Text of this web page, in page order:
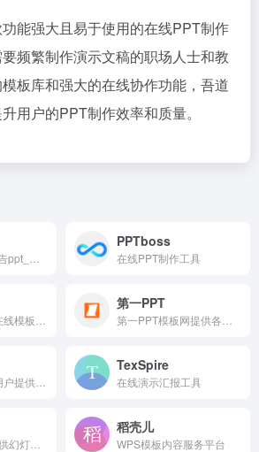
能强大且易于使用的在线PPT制作
频繁制作演示文稿的职场人士和教
板库和强大的在线协作功能，吾道
用户的PPT制作效率和质量。
PPTboss
在线PPT制作工具
第一PPT
TexSpire
在线演示汇报工具
稻壳儿
WPS模板内容服务平台